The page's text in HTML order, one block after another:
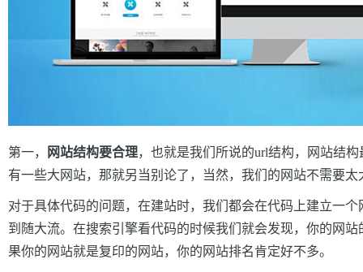
第一， 网站结构要合理，也就是我们所说的url结构，网站结
有一些大网站，那就另当别论了，当然，我们的网站不需要太
对于具体代码的问题，在建站时，我们都会在代码上建立一
到随大流。在搜索引擎看代码的时候我们就会发现，你的网
果你的网站就是复印的网站，你的网站排名肯定好不多。